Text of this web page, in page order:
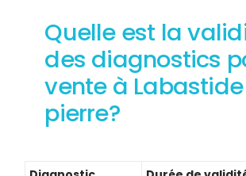
Quelle est la
des diagnostics
vente à
pierre?